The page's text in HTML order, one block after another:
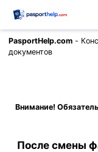
PasportHelp.com -
документов
Внимание!
После смены